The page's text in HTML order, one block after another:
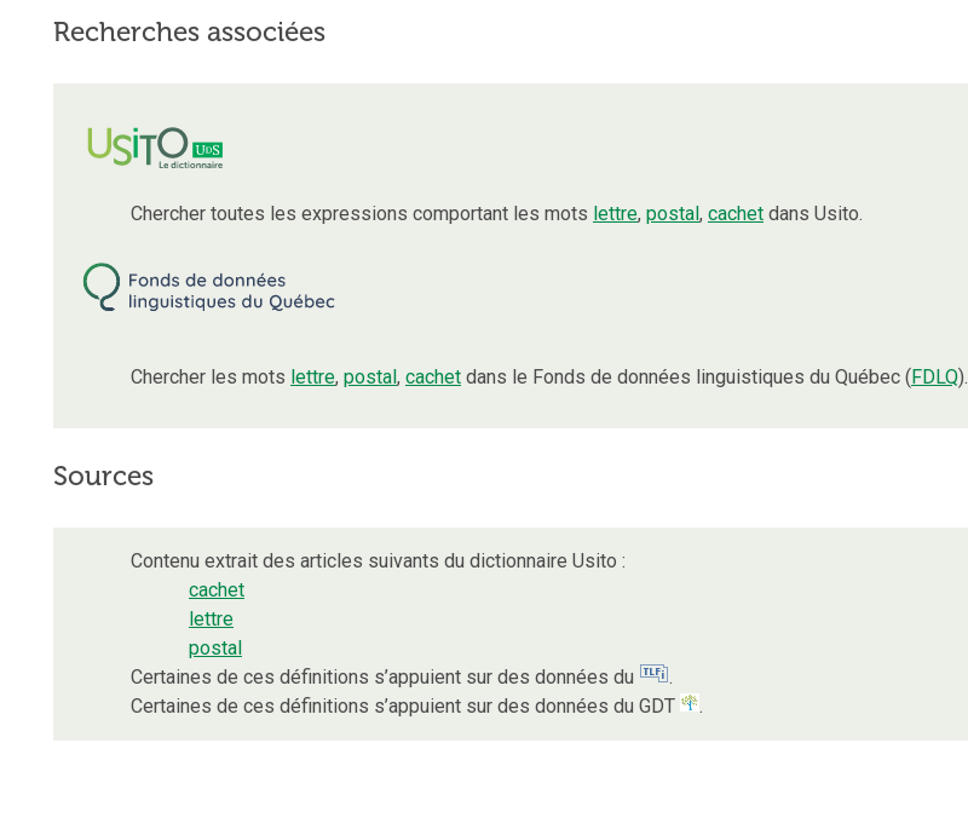
Recherches associées
Chercher toutes les expressions comportant les mots lettre, postal, cachet dans Usito.
Chercher les mots lettre, postal, cachet dans le Fonds de données linguistiques du Québec (FDLQ).
Sources
Contenu extrait des articles suivants du dictionnaire Usito :
cachet
lettre
postal
Certaines de ces définitions s’appuient sur des données du
.
Certaines de ces définitions s’appuient sur des données du GDT
.